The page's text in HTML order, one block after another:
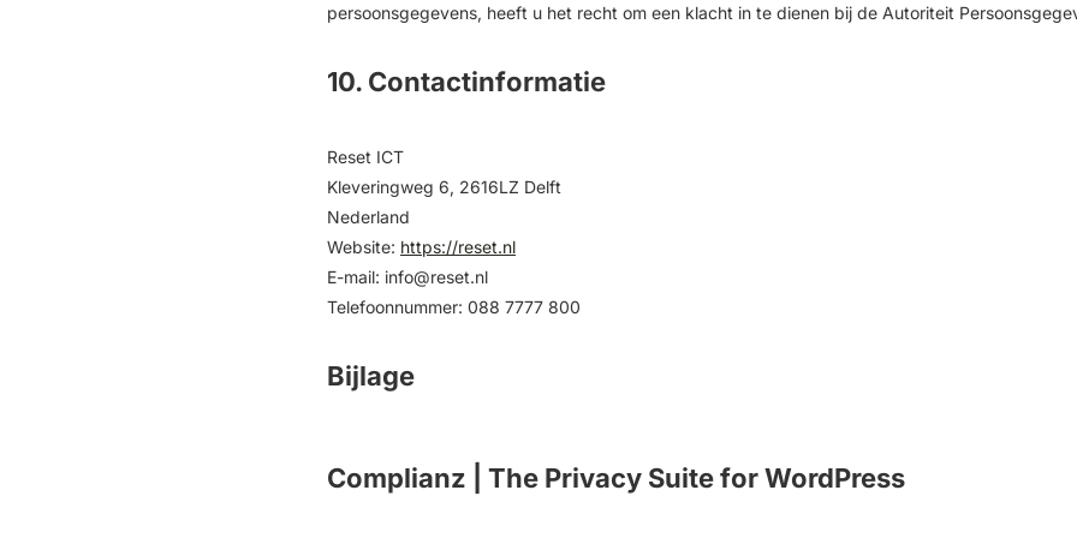
persoonsgegevens, heeft u het recht om een klacht in te dienen bij de Autoriteit
10. Contactinformatie
Reset ICT
Kleveringweg 6, 2616LZ Delft
Nederland
Website: https://reset.nl
E-mail: info@reset.nl
Telefoonnummer: 088 7777 800
Bijlage
Complianz | The Privacy Suite for WordPress